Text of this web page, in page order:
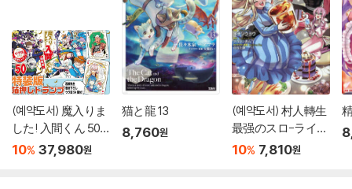
(예약도서) 魔入りま
した! 入間くん 50
特裝版
10% 37,980원
猫と龍 13
8,760원
(예약도서) 村人轉生
最强のスロ-ライフ
18
10% 7,810원